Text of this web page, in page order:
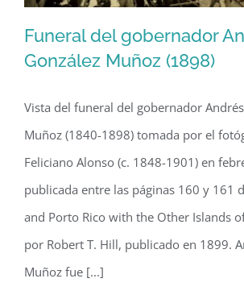
Funeral del gobernador
González Muñoz
Funeral del gobernador
González Muñoz (1898)
Vista del funeral del gobernador
Muñoz (1840-1898) tomada por el
Feliciano Alonso (c. 1848-1901) en
publicada entre las páginas 160 y 161
and Porto Rico with the Other Islands
por Robert T. Hill, publicado en 1899.
Muñoz fue [...]